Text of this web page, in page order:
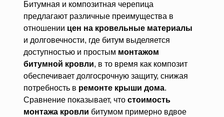
Битумная и композитная черепица
предлагают различные преимущества в
отношении цен на кровельные материалы
и долговечности, где битум выделяется
доступностью и простым монтажом
битумной кровли, в то время как композит
обеспечивает долгосрочную защиту, снижая
потребность в ремонте крыши дома.
Сравнение показывает, что стоимость
монтажа кровли битумом примерно вдвое